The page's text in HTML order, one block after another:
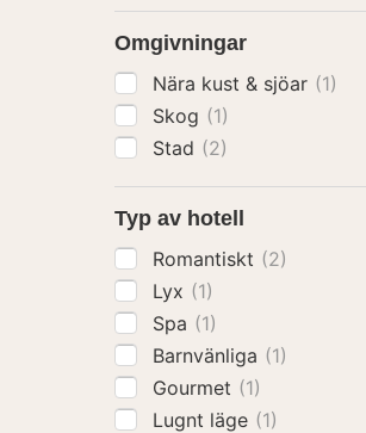
Omgivningar
Nära kust & sjöar (1)
Skog (1)
Stad (2)
Typ av hotell
Romantiskt (2)
Lyx (1)
Spa (1)
Barnvänliga (1)
Gourmet (1)
Lugnt läge (1)